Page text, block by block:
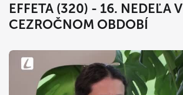
EFFETA (320) - 16. NEDEĽA V
CEZROČNOM OBDOBÍ